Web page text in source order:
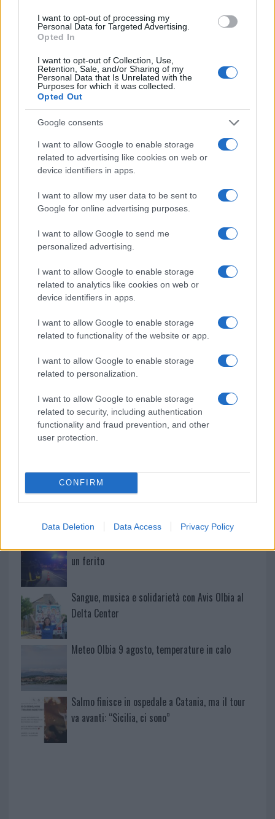
I want to opt-out of processing my
Personal Data for Targeted Advertising.
Opted In
I want to opt-out of Collection, Use,
Retention, Sale, and/or Sharing of my
Personal Data that Is Unrelated with the
Purposes for which it was collected.
Opted Out
Google consents
I want to allow Google to enable storage
related to advertising like cookies on web or
device identifiers in apps.
I want to allow my user data to be sent to
Google for online advertising purposes.
I want to allow Google to send me
personalized advertising.
I want to allow Google to enable storage
related to analytics like cookies on web or
device identifiers in apps.
I want to allow Google to enable storage
related to functionality of the website or app.
I want to allow Google to enable storage
related to personalization.
I want to allow Google to enable storage
related to security, including authentication
functionality and fraud prevention, and other
user protection.
CONFIRM
Data Deletion Data Access Privacy Policy
Notizie in tempo reale?
GalluraOggi.it
Ricevi le nostre ultime news
daGoogle News
Condividi l'articolo
F
a
ce
b
o
o
k
T
w
it
te
r
Pi
n
te
re
st
W
h
at
s
A
p
p
S
h
a
Articolo precedente
Prossimo articolo
Controlli rafforzati in Costa Smeralda, 20
arresti e 135 denunce
Tre milioni di euro dalla Provincia Gallura per
Incidente sulla provinciale 125, paura tra Olbia e
un ferito
Sangue, musica e solidarietà con Avis Olbia al
Delta Center
Meteo Olbia 9 agosto, temperature in calo
Salmo finisce in ospedale a Catania, ma il tour
va avanti: “Sicilia, ci sono”